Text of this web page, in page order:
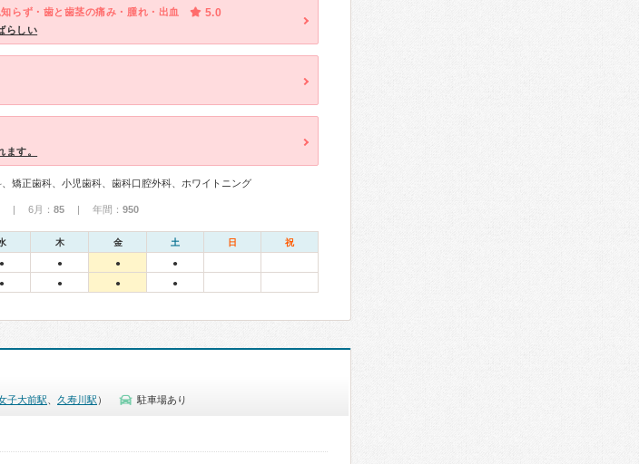
らず・歯と歯茎の痛み・腫れ・出血 5.0
らしい
す。
、矯正歯科、小児歯科、歯科口腔外科、ホワイトニング
| 6月： 85 | 年間： 950
木 金 土 日 祝
● ● ● ●
● ● ● ●
子大前駅 久寿川駅 ） 駐車場あり